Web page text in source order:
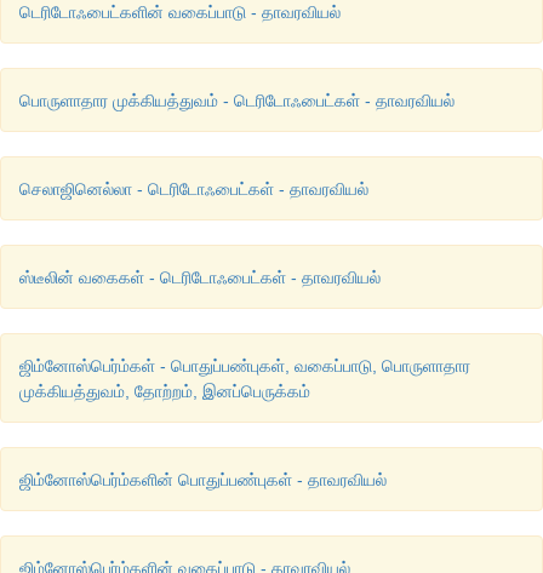
டெரிடோஃபைட்களின் வகைப்பாடு - தாவரவியல்
பொருளாதார முக்கியத்துவம் - டெரிடோஃபைட்கள் - தாவரவியல்
செலாஜினெல்லா - டெரிடோஃபைட்கள் - தாவரவியல்
ஸ்டீலின் வகைகள் - டெரிடோஃபைட்கள் - தாவரவியல்
ஜிம்னோஸ்பெர்ம்கள் - பொதுப்பண்புகள், வகைப்பாடு, பொருளாதார
முக்கியத்துவம், தோற்றம், இனப்பெருக்கம்
ஜிம்னோஸ்பெர்ம்களின் பொதுப்பண்புகள் - தாவரவியல்
ஜிம்னோஸ்பெர்ம்களின் வகைப்பாடு - தாவரவியல்